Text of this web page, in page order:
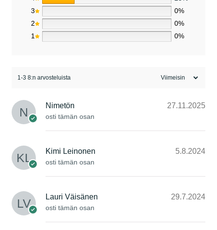
3
0%
2
0%
1
0%
1-3 8:n arvosteluista
Nimetön
osti tämän osan
27.11.2025
Kimi Leinonen
osti tämän osan
5.8.2024
Lauri Väisänen
osti tämän osan
29.7.2024